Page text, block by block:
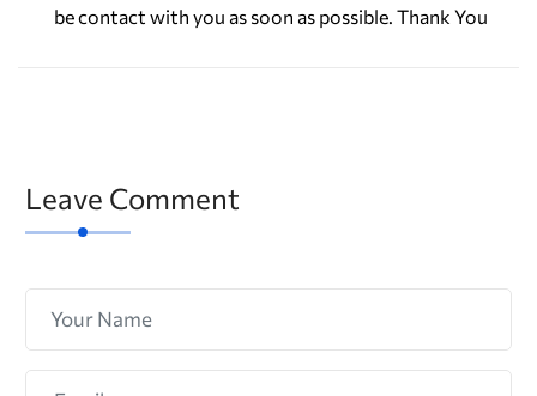
be contact with you as soon as possible. Thank You
Leave Comment